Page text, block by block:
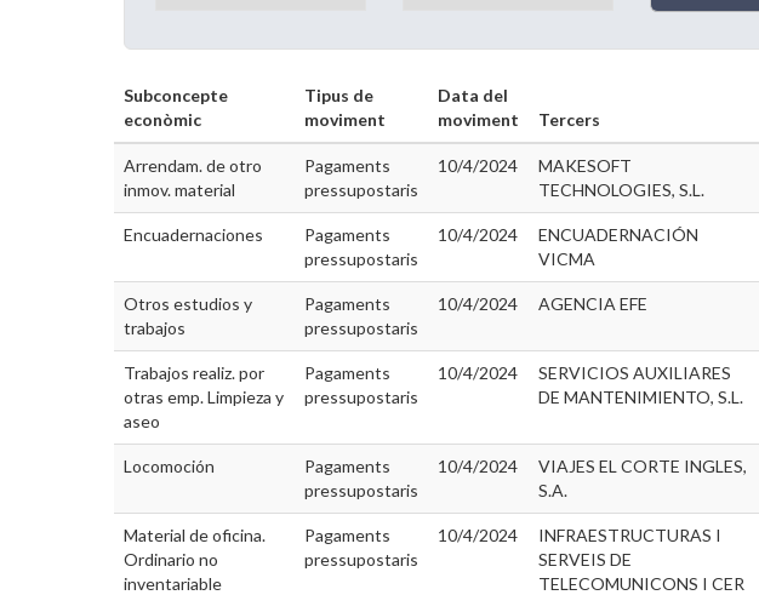
Subconcepte
econòmic
Tipus de
moviment
Data del
moviment
Tercers
Arrendam. de otro
inmov. material
Pagaments
pressupostaris
10/4/2024
MAKESOFT
TECHNOLOGIES, S.L.
Encuadernaciones
Pagaments
pressupostaris
10/4/2024
ENCUADERNACIÓN
VICMA
Otros estudios y
trabajos
Pagaments
pressupostaris
10/4/2024 AGENCIA EFE
Trabajos realiz. por
otras emp. Limpieza y
aseo
Pagaments
pressupostaris
10/4/2024
SERVICIOS AUXILIARES
DE MANTENIMIENTO, S.L.
Locomoción
Pagaments
pressupostaris
10/4/2024
VIAJES EL CORTE INGLES,
S.A.
Material de oficina.
Ordinario no
inventariable
Pagaments
pressupostaris
10/4/2024
INFRAESTRUCTURAS I
SERVEIS DE
TELECOMUNICONS I CER